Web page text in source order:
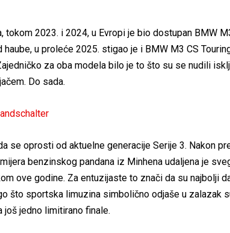
tokom 2023. i 2024, u Evropi je bio dostupan BMW
u proleće 2025. stigao je i BMW M3 CS
za oba modela bilo je to što su se nudili
Do sada.
se oprosti od aktuelne generacije Serije 3. Nakon
benzinskog pandana iz Minhena udaljena je
ove godine. Za entuzijaste to znači da su najbolji
što sportska limuzina simbolično odjaše u zalazak
još jedno limitirano finale.